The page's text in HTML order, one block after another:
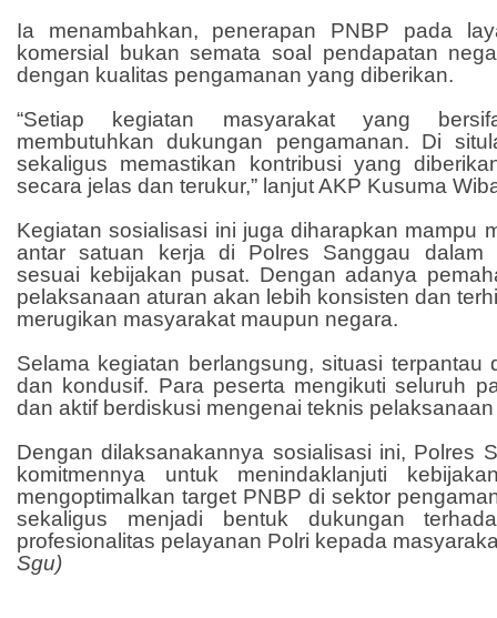
Ia menambahkan, penerapan PNBP pada
komersial bukan semata soal pendapatan
dengan kualitas pengamanan yang diberikan.
“Setiap kegiatan masyarakat yang
membutuhkan dukungan pengamanan. Di
sekaligus memastikan kontribusi yang
secara jelas dan terukur,” lanjut AKP Kusuma
Kegiatan sosialisasi ini juga diharapkan mampu
antar satuan kerja di Polres Sanggau dalam
sesuai kebijakan pusat. Dengan adanya
pelaksanaan aturan akan lebih konsisten dan
merugikan masyarakat maupun negara.
Selama kegiatan berlangsung, situasi terpantau
dan kondusif. Para peserta mengikuti seluruh
dan aktif berdiskusi mengenai teknis
Dengan dilaksanakannya sosialisasi ini, Polres
komitmennya untuk menindaklanjuti
mengoptimalkan target PNBP di sektor
sekaligus menjadi bentuk dukungan
profesionalitas pelayanan Polri kepada
Sgu)